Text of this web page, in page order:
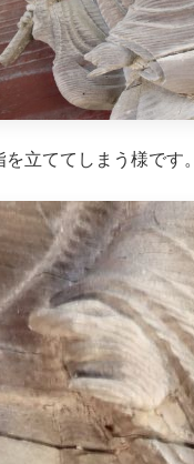
立ててしまう様です。